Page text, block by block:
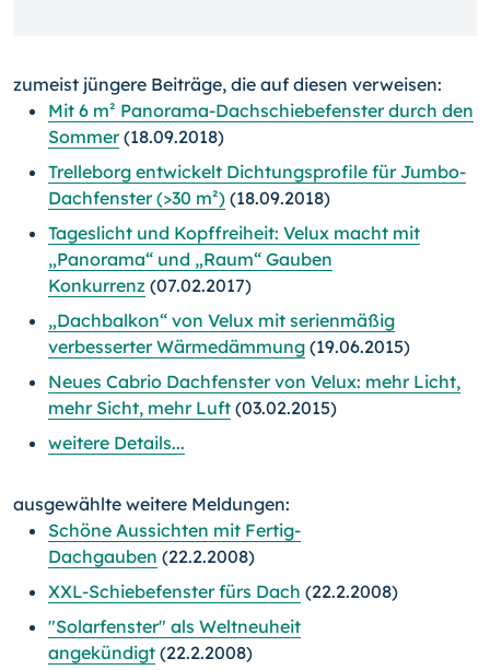
zumeist jüngere Beiträge, die auf diesen verweisen:
Mit 6 m² Panorama-Dachschiebefenster durch den
Sommer(18.09.2018)
Trelleborg entwickelt Dichtungsprofile für Jumbo-
Dachfenster (>30 m²) (18.09.2018)
Tageslicht und Kopffreiheit: Velux macht mit
„Panorama“ und „Raum“ Gauben
Konkurrenz (07.02.2017)
„Dachbalkon“ von Velux mit serienmäßig
verbesserter Wärmedämmung (19.06.2015)
Neues Cabrio Dachfenster von Velux: mehr Licht,
mehr Sicht, mehr Luft (03.02.2015)
weitere Details...
ausgewählte weitere Meldungen:
Schöne Aussichten mit Fertig-
Dachgauben (22.2.2008)
XXL-Schiebefenster fürs Dach (22.2.2008)
"Solarfenster" als Weltneuheit
angekündigt (22.2.2008)